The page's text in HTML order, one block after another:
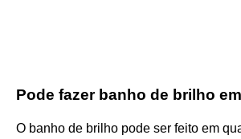
Pode fazer banho de brilho
O banho de brilho pode ser feito em